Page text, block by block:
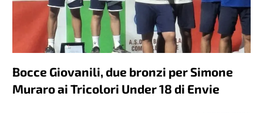
Bocce Giovanili, due bronzi per Simone
Muraro ai Tricolori Under 18 di Envie